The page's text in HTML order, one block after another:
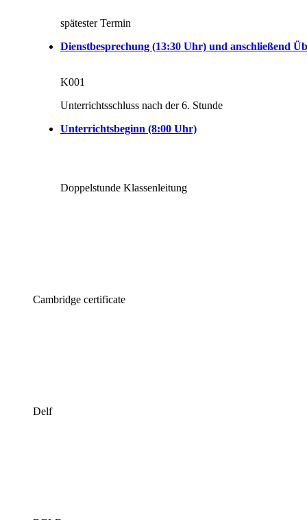
spätester Termin
Dienstbesprechung (13:30 Uhr) und anschließend
K001
Unterrichtsschluss nach der 6. Stunde
Unterrichtsbeginn (8:00 Uhr)
Doppelstunde Klassenleitung
Cambridge certificate
Delf